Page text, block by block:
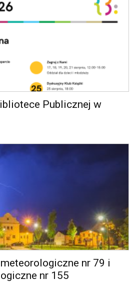
Publicznej w
nr 79 i
nr 155